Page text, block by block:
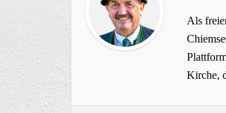
Als
Kirche,